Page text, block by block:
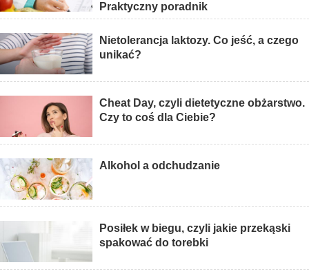
Praktyczny poradnik
Nietolerancja laktozy. Co jeść, a czego
unikać?
Cheat Day, czyli dietetyczne obżarstwo.
Czy to coś dla Ciebie?
Alkohol a odchudzanie
Posiłek w biegu, czyli jakie przekąski
spakować do torebki